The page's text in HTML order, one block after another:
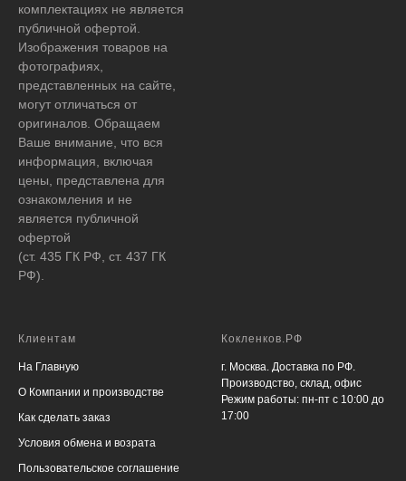
комплектациях не является
публичной офертой.
Изображения товаров на
фотографиях,
представленных на сайте,
могут отличаться от
оригиналов. Обращаем
Ваше внимание, что вся
информация, включая
цены, представлена для
ознакомления и не
является публичной
офертой
(ст. 435 ГК РФ, ст. 437 ГК
РФ).
Клиентам
На Главную
О Компании и производстве
Как сделать заказ
Условия обмена и возрата
Пользовательское соглашение
Кокленков.РФ
г. Москва. Доставка по РФ.
Производство, склад, офис
Режим работы: пн-пт с 10:00 до
17:00